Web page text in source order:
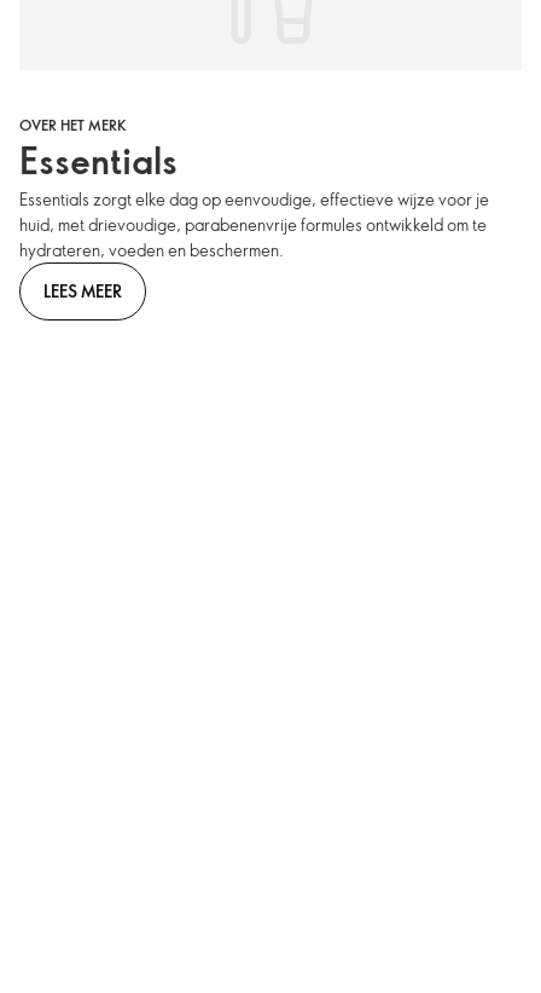
OVER HET MERK
Essentials
Essentials zorgt elke dag op eenvoudige, effectieve wijze voor je
huid, met drievoudige, parabenenvrije formules ontwikkeld om te
hydrateren, voeden en beschermen.
LEES MEER